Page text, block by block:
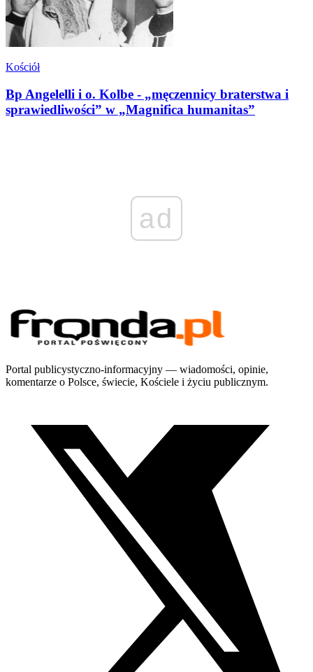
Kościół
Bp Angelelli i o. Kolbe - „męczennicy braterstwa i
sprawiedliwości” w „Magnifica humanitas”
ad
Portal publicystyczno-informacyjny — wiadomości, opinie,
komentarze o Polsce, świecie, Kościele i życiu publicznym.